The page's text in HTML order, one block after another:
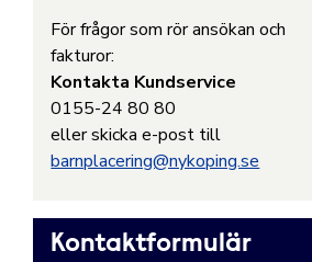
För frågor som rör ansökan och
fakturor:
Kontakta Kundservice
0155-24 80 80
eller skicka e-post till
barnplacering@nykoping.se
Kontaktformulär